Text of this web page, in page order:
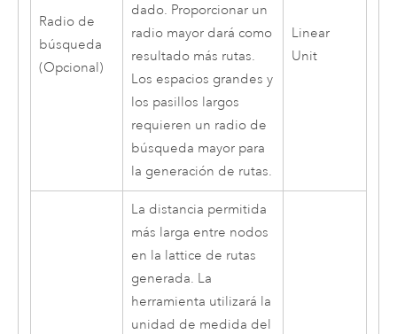
Radio de
búsqueda
(Opcional)
dado. Proporcionar un
radio mayor dará como
resultado más rutas.
Los espacios grandes y
los pasillos largos
requieren un radio de
búsqueda mayor para
la generación de rutas.
Linear
Unit
La distancia permitida
más larga entre nodos
en la lattice de rutas
generada. La
herramienta utilizará la
unidad de medida del